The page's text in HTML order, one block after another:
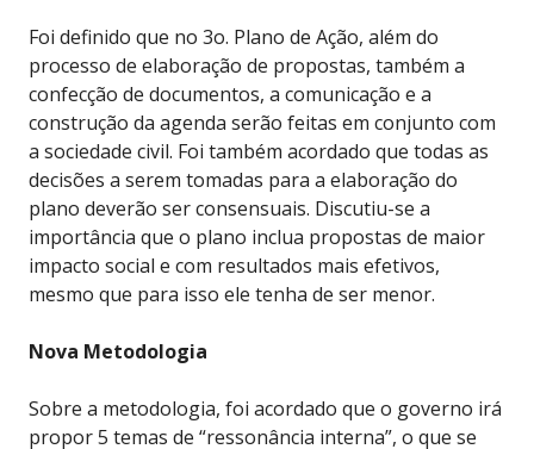
Foi definido que no 3o. Plano de Ação, além do
processo de elaboração de propostas, também a
confecção de documentos, a comunicação e a
construção da agenda serão feitas em conjunto com
a sociedade civil. Foi também acordado que todas as
decisões a serem tomadas para a elaboração do
plano deverão ser consensuais. Discutiu-se a
importância que o plano inclua propostas de maior
impacto social e com resultados mais efetivos,
mesmo que para isso ele tenha de ser menor.
Nova Metodologia
Sobre a metodologia, foi acordado que o governo irá
propor 5 temas de “ressonância interna”, o que se